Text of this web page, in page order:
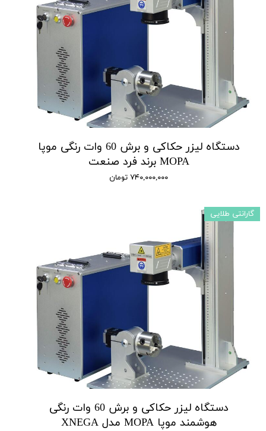
دستگاه لیزر حکاکی و برش 60 وات رنگی موپا
MOPA برند فرد صنعت
۷۴۰,۰۰۰,۰۰۰ تومان
دستگاه لیزر حکاکی و برش 60 وات رنگی
هوشمند موپا MOPA مدل XNEGA
گارانتی طلایی